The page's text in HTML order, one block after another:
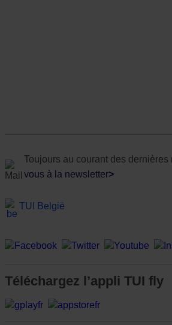
Toujours au courant des dernières
vous à la newsletter>
TUI België
Téléchargez l’appli TUI fly